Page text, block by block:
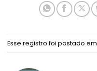
Esse registro foi postado em